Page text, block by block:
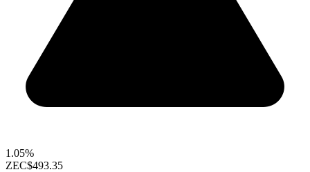
1.05%
ZEC$493.35